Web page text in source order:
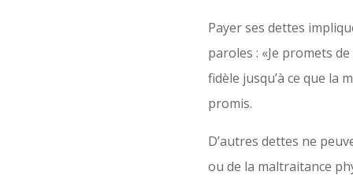
Payer ses dettes
paroles : «Je promets
fidèle jusqu’à ce que la
promis.
D’autres dettes ne
ou de la maltraitance